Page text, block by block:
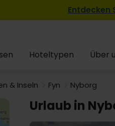
Entdecken
Hoteltypen Über
& Inseln Fyn Nyborg
Urlaub in